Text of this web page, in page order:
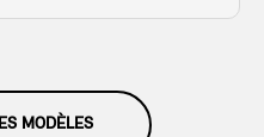
MODÈLES